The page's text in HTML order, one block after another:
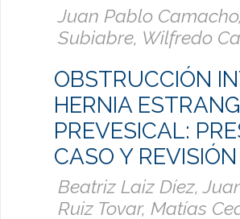
Juan Pablo
Subiabre, Wilfredo
OBSTRUCCIÓN
HERNIA
PREVESICAL:
CASO Y
Beatriz Laiz Díez,
Ruiz Tovar, Matías